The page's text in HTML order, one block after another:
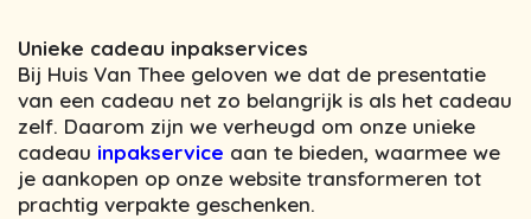
Unieke cadeau inpakservices
Bij Huis Van Thee geloven we dat de presentatie
van een cadeau net zo belangrijk is als het cadeau
zelf. Daarom zijn we verheugd om onze unieke
cadeau inpakservice aan te bieden, waarmee we
je aankopen op onze website transformeren tot
prachtig verpakte geschenken.